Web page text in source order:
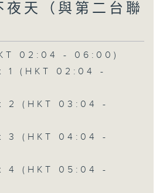
夜天（與第二台聯
02:04 - 06:00)
1 (HKT 02:04 -
2 (HKT 03:04 -
3 (HKT 04:04 -
4 (HKT 05:04 -